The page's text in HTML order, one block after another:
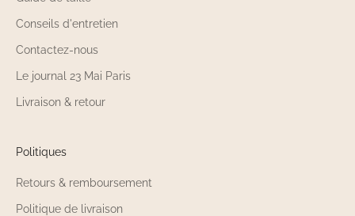
Conseils d'entretien
Contactez-nous
Le journal 23 Mai Paris
Livraison & retour
Politiques
Retours & remboursement
Politique de livraison